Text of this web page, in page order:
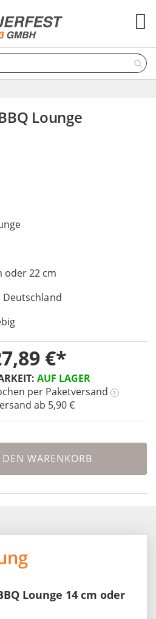
Lounge
oder 22 cm
AUF LAGER
per Paketversand ?
ab 5,90 €
€
WARENKORB
Lounge 14 cm oder